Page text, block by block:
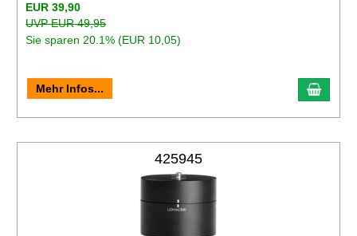
EUR 39,90
UVP EUR 49,95
Sie sparen 20.1% (EUR 10,05)
Mehr Infos...
425945